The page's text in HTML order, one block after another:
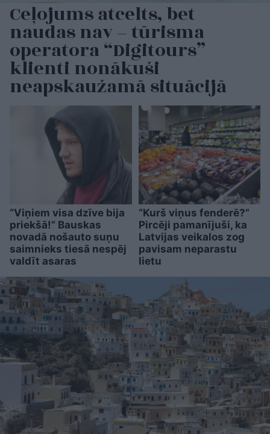
Ceļojums atcelts, bet
naudas nav – tūrisma
operatora “Digitours”
klienti nonākuši
neapskaužamā situācijā
“Viņiem visa dzīve bija
priekšā!” Bauskas
novadā nošauto suņu
saimnieks tiesā nespēj
valdīt asaras
“Kurš viņus fenderē?”
Pircēji pamanījuši, ka
Latvijas veikalos zog
pavisam neparastu
lietu